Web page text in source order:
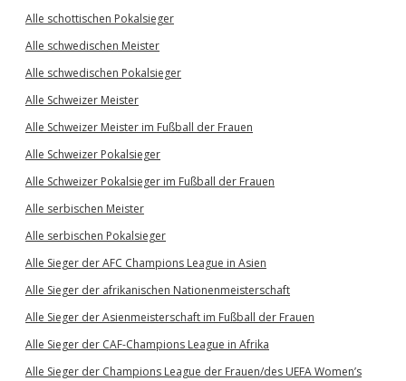
Alle schottischen Pokalsieger
Alle schwedischen Meister
Alle schwedischen Pokalsieger
Alle Schweizer Meister
Alle Schweizer Meister im Fußball der Frauen
Alle Schweizer Pokalsieger
Alle Schweizer Pokalsieger im Fußball der Frauen
Alle serbischen Meister
Alle serbischen Pokalsieger
Alle Sieger der AFC Champions League in Asien
Alle Sieger der afrikanischen Nationenmeisterschaft
Alle Sieger der Asienmeisterschaft im Fußball der Frauen
Alle Sieger der CAF-Champions League in Afrika
Alle Sieger der Champions League der Frauen/des UEFA Women’s